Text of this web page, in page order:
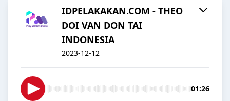
IDPELAKAKAN.COM - THEO
DOI VAN DON TAI
INDONESIA
2023-12-12
01:26